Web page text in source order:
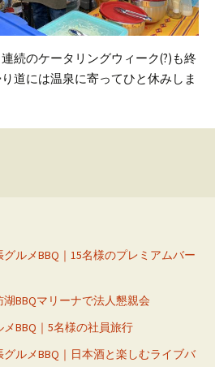
続のケータリングウィーク(?)も終
道には温泉に寄ってひと休みしま
ルメBBQ｜15名様のプレミアムバー
BBQマリーナで法人懇親会
BBQ｜5名様の社員旅行
ルメBBQ｜日本酒と楽しむライブバ